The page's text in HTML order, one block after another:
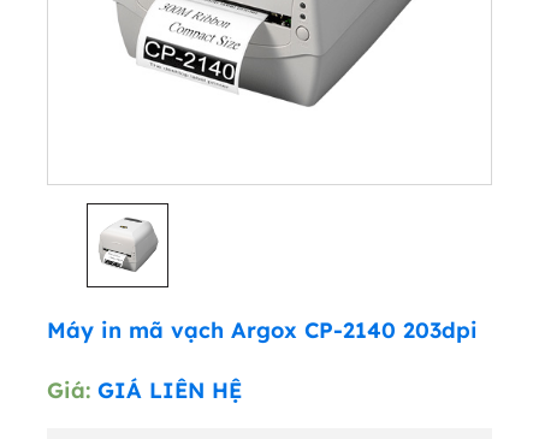
Máy in mã vạch Argox CP-2140 203dpi
Giá: GIÁ LIÊN HỆ